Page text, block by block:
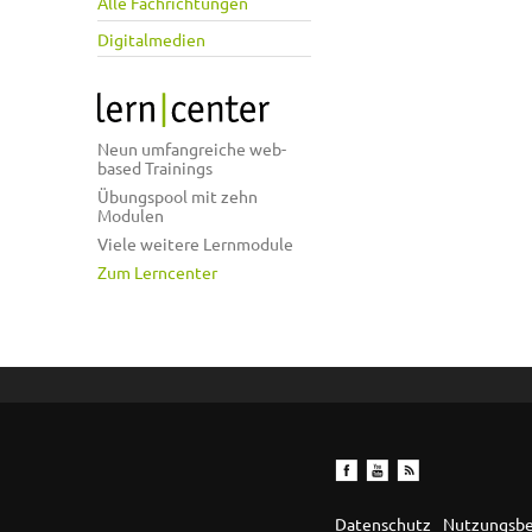
Digitalmedien
Neun umfangreiche web-
based Trainings
Übungspool mit zehn
Modulen
Viele weitere Lernmodule
Zum Lerncenter
Datenschutz